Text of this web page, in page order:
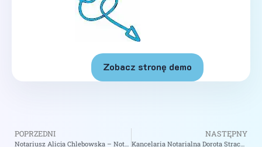
Zobacz stronę demo
POPRZEDNI NASTĘPNY
Kancelaria Notarialna Dorota Strach-Chrzanowska – Notariusz Szczekociny